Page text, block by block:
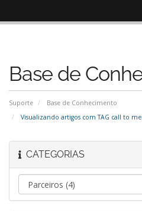
Base de
Suporte
Base de Conhecimento
Visualizando artigos com TAG call to
CATEGORIAS